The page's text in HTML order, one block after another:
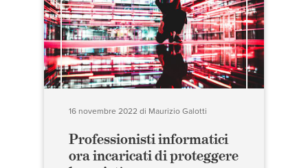
16 novembre 2022 di Maurizio Galotti
Professionisti informatici
ora incaricati di proteggere